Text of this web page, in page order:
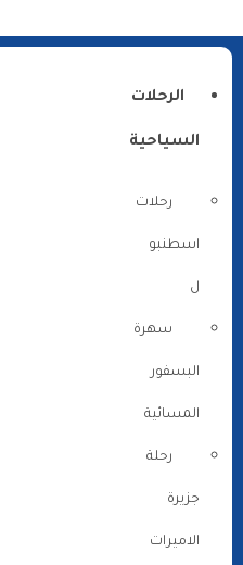
الرحلات
السياحية
رحلات
اسطنبو
ل
سهرة
البسفور
المسائية
رحلة
جزيرة
الاميرات